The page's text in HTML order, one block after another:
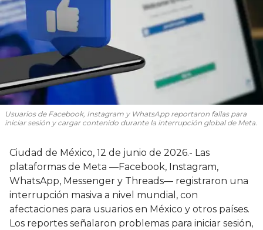
Usuarios de Facebook, Instagram y WhatsApp reportaron fallas para
iniciar sesión y cargar contenido durante la interrupción global de Meta.
Ciudad de México, 12 de junio de 2026.- Las
plataformas de Meta —Facebook, Instagram,
WhatsApp, Messenger y Threads— registraron una
interrupción masiva a nivel mundial, con
afectaciones para usuarios en México y otros países.
Los reportes señalaron problemas para iniciar sesión,